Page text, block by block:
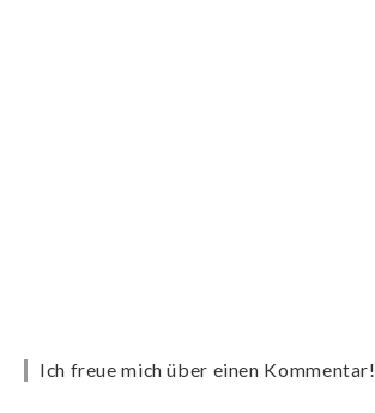
Ich freue mich über einen Kommentar!